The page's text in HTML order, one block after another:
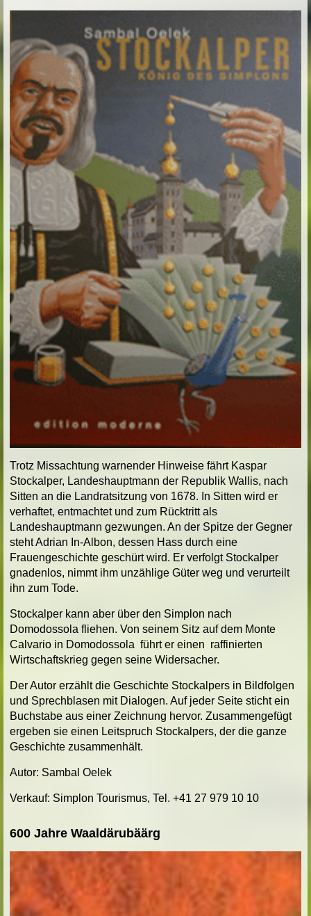
Trotz Missachtung warnender Hinweise fährt Kaspar
Stockalper, Landeshauptmann der Republik Wallis, nach
Sitten an die Landratsitzung von 1678. In Sitten wird er
verhaftet, entmachtet und zum Rücktritt als
Landeshauptmann gezwungen. An der Spitze der Gegner
steht Adrian In-Albon, dessen Hass durch eine
Frauengeschichte geschürt wird. Er verfolgt Stockalper
gnadenlos, nimmt ihm unzählige Güter weg und verurteilt
ihn zum Tode.
Stockalper kann aber über den Simplon nach
Domodossola fliehen. Von seinem Sitz auf dem Monte
Calvario in Domodossola führt er einen raffinierten
Wirtschaftskrieg gegen seine Widersacher.
Der Autor erzählt die Geschichte Stockalpers in Bildfolgen
und Sprechblasen mit Dialogen. Auf jeder Seite sticht ein
Buchstabe aus einer Zeichnung hervor. Zusammengefügt
ergeben sie einen Leitspruch Stockalpers, der die ganze
Geschichte zusammenhält.
Autor: Sambal Oelek
Verkauf: Simplon Tourismus, Tel. +41 27 979 10 10
600 Jahre Waaldärubäärg